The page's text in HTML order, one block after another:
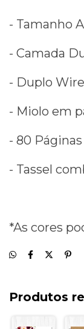
- Tamanho
- Camada
- Duplo
- Miolo em
- 80
- Tassel
*As cores
Produtos